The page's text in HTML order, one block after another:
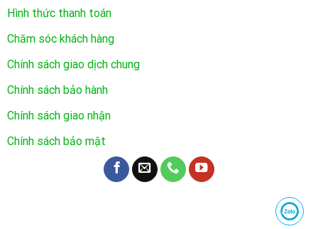
Hình thức thanh toán
Chăm sóc khách hàng
Chính sách giao dịch chung
Chính sách bảo hành
Chính sách giao nhận
Chính sách bảo mật